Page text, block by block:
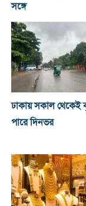
সঙ্গে
ঢাকায় সকাল থেকেই
পারে দিনভর